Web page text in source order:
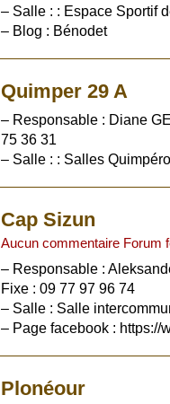
– Salle : : Espace Sportif
– Blog : Bénodet
Quimper 29 A
– Responsable : Diane
75 36 31
– Salle : : Salles
Cap Sizun
Aucun commentaire Forum
– Responsable :
Fixe : 09 77 97 96 74
– Salle : Salle
– Page facebook : https://
Plonéour